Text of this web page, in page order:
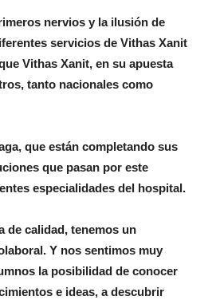
nervios y la ilusión de
servicios de Vithas Xanit
Vithas Xanit, en su apuesta
tanto nacionales como
que están completando sus
que pasan por este
especialidades del hospital.
de calidad, tenemos un
Y nos sentimos muy
la posibilidad de conocer
e ideas, a descubrir